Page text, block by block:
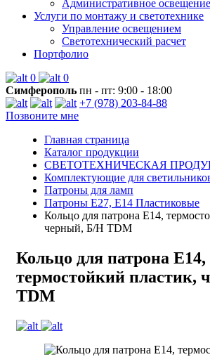
Административное освещение
Услуги по монтажу и светотехнике
Управление освещением
Светотехнический расчет
Портфолио
0
0
Симферополь пн - пт: 9:00 - 18:00
+7 (978) 203-84-88
Позвоните мне
Главная страница
Каталог продукции
СВЕТОТЕХНИЧЕСКАЯ
Комплектующие для
Патроны для ламп
Патроны E27, E14 Пластиковые
Кольцо для патрона Е14,
черный, Б/Н TDM
Кольцо для патрона Е14,
термостойкий пластик,
TDM